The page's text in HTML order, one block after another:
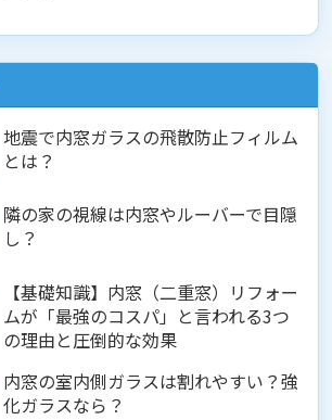
地震で内窓ガラスの飛散防止フィルム
とは？
隣の家の視線は内窓やルーバーで目隠
し？
【基礎知識】内窓（二重窓）リフォー
ムが「最強のコスパ」と言われる3つ
の理由と圧倒的な効果
内窓の室内側ガラスは割れやすい？強
化ガラスなら？